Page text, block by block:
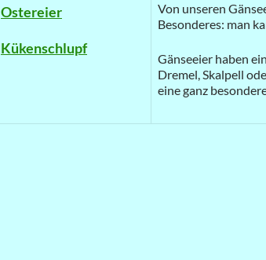
Ostereier
Kükenschlupf
Von unseren
Besonderes: man
Gänseeier haben
Dremel, Skalpell
eine ganz